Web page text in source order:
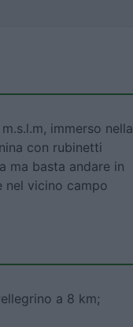
immerso nella
con rubinetti
ma basta andare in
nel vicino campo
a 8 km;